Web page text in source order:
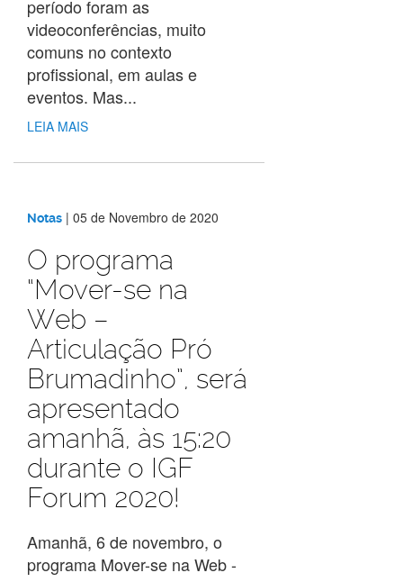
período foram as
videoconferências, muito
comuns no contexto
profissional, em aulas e
eventos. Mas...
LEIA MAIS
Notas | 05 de Novembro de 2020
O programa
“Mover-se na
Web –
Articulação Pró
Brumadinho”, será
apresentado
amanhã, às 15:20
durante o IGF
Forum 2020!
Amanhã, 6 de novembro, o
programa Mover-se na Web -